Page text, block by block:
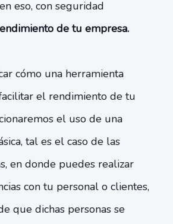
eso, con seguridad
de tu empresa.
cómo una herramienta
el rendimiento de tu
el uso de una
tal es el caso de las
en donde puedes realizar
con tu personal o clientes,
que dichas personas se